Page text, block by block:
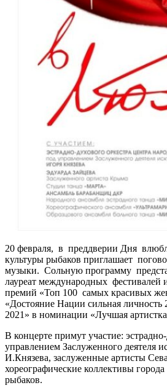
20 февраля, в преддверии Дня
культуры рыбаков приглашает
музыки. Сольную программу
лауреат международных фестивалей
премий «Топ 100 самых красивых
«Достояние Нации сильная
2021» в номинации «Лучшая артистка
В концерте примут участие:
управлением Заслуженного деятеля
И.Князева, заслуженные артисты
хореографические коллективы
рыбаков.